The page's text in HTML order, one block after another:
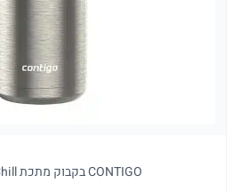
CONTIGO בקבוק מתכת Cortland Chill